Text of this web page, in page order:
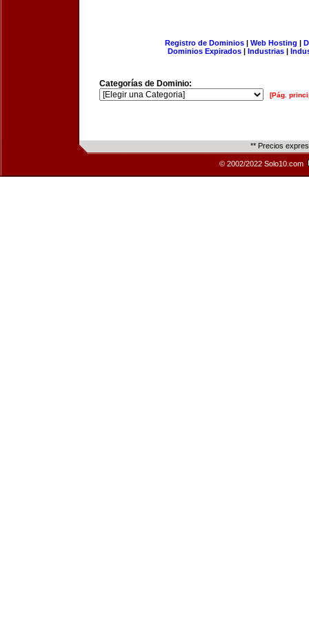
Registro de Dominios| Web Hosting |
Dominios Expirados | Industrias |
Categorías de Dominio:
[Pág.
** Precios
© 2002/2022 Solo10.com